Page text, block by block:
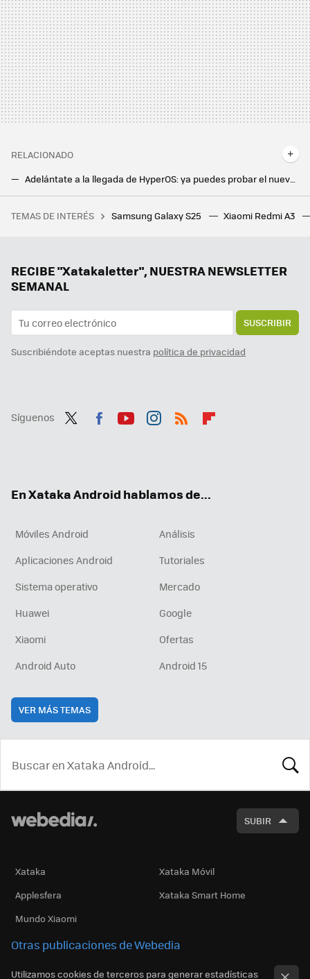
RELACIONADO
Adelántate a la llegada de HyperOS: ya puedes probar el nuevo Centro de Control en tu Xiaomi con MIUI 14
¿Llegará HyperOS a tu Xiaomi? Esta app gratis promete decírtelo
La debacle demográfica en Europa, expuesta en este mapa con un invitado engañoso: Mónaco
TEMAS DE INTERÉS Samsung Galaxy S25 Xiaomi Redmi A3
RECIBE "Xatakaletter", NUESTRA NEWSLETTER
SEMANAL
SUSCRIBIR
Suscribiéndote aceptas nuestra política de privacidad
Síguenos
En Xataka Android hablamos de...
Móviles Android
Análisis
Aplicaciones Android
Tutoriales
Sistema operativo
Mercado
Huawei
Google
Xiaomi
Ofertas
Android Auto
Android 15
VER MÁS TEMAS
SUBIR
Xataka
Xataka Móvil
Applesfera
Xataka Smart Home
Mundo Xiaomi
Otras publicaciones de Webedia
Utilizamos cookies de terceros para generar estadísticas